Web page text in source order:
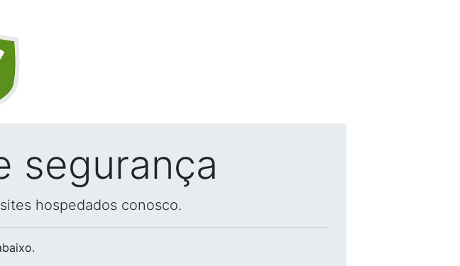
segurança
hospedados conosco.